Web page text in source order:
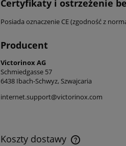
Certyfikaty i ostrzeżenie
Posiada oznaczenie CE (zgodność z
Producent
Victorinox AG
Schmiedgasse 57
6438 Ibach-Schwyz, Szwajcaria
internet.support@victorinox.com
Koszty dostawy